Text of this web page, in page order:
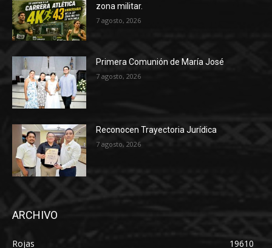
zona militar.
7 agosto, 2026
Primera Comunión de María José
7 agosto, 2026
Reconocen Trayectoria Jurídica
7 agosto, 2026
ARCHIVO
Rojas
19610